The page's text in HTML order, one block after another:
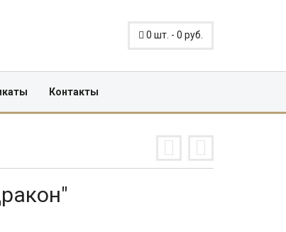
0 шт. - 0 руб.
Контакты